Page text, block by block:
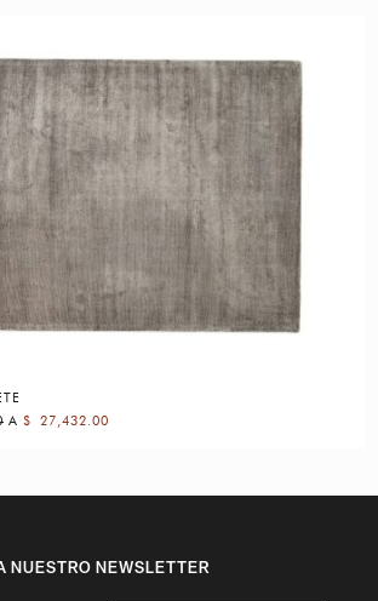
A $ 27,432.00
NUESTRO NEWSLETTER